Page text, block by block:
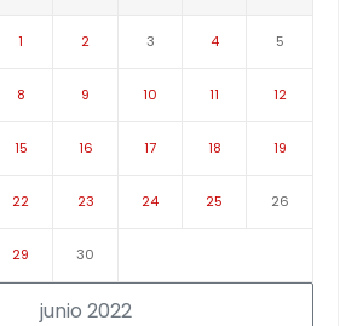
junio 2022
1 2 3 4 5
8 9 10 11 12
15 16 17 18 19
22 23 24 25 26
29 30